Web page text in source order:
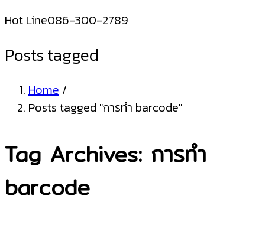
Hot Line086-300-2789
Posts tagged
Home /
Posts tagged "การทํา barcode"
Tag Archives: การทํา
barcode